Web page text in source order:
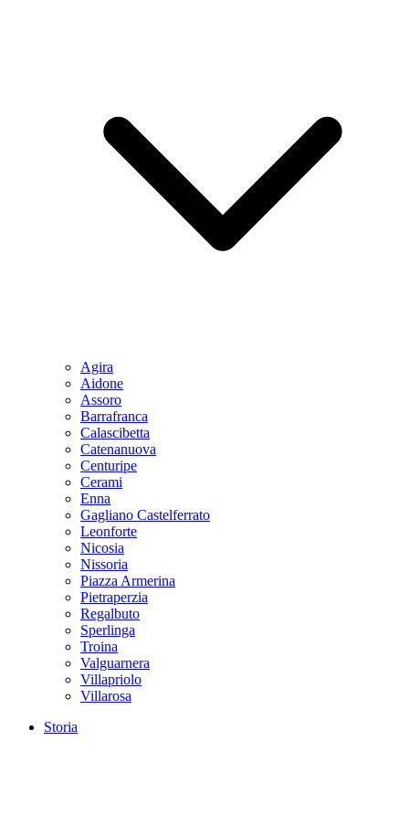
Agira
Aidone
Assoro
Barrafranca
Calascibetta
Catenanuova
Centuripe
Cerami
Enna
Gagliano Castelferrato
Leonforte
Nicosia
Nissoria
Piazza Armerina
Pietraperzia
Regalbuto
Sperlinga
Troina
Valguarnera
Villapriolo
Villarosa
Storia